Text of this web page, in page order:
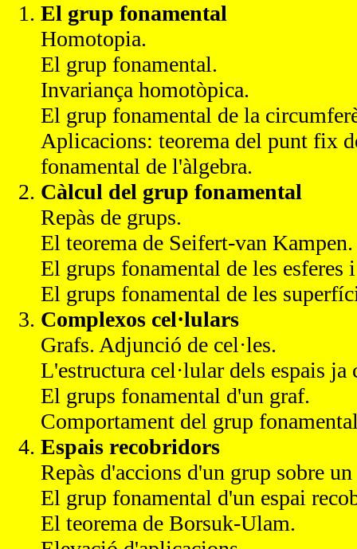
El grup fonamental
Homotopia.
El grup fonamental.
Invariança homotòpica.
El grup fonamental de la
Aplicacions: teorema del punt fix
fonamental de l'àlgebra.
Càlcul del grup fonamental
Repàs de grups.
El teorema de Seifert-van Kampen.
El grups fonamental de les esferes
El grups fonamental de les
Complexos cel·lulars
Grafs. Adjunció de cel·les.
L'estructura cel·lular dels espais ja
El grups fonamental d'un graf.
Comportament del grup
Espais recobridors
Repàs d'accions d'un grup sobre un
El grup fonamental d'un espai
El teorema de Borsuk-Ulam.